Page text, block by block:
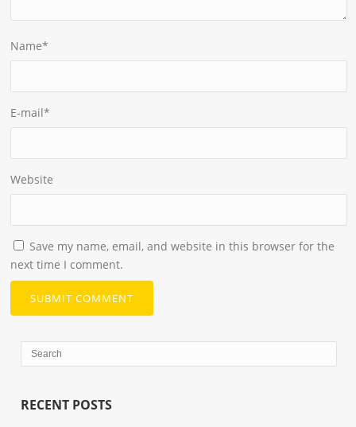
Name*
E-mail*
Website
Save my name, email, and website in this browser for the
next time I comment.
RECENT POSTS